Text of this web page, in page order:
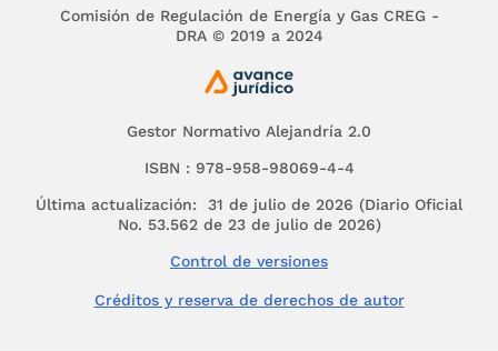
Gestor Normativo Alejandría 2.0
ISBN : 978-958-98069-4-4
Última actualización: 31 de julio de 2026 (Diario Oficial
No. 53.562 de 23 de julio de 2026)
Control de versiones
Créditos y reserva de derechos de autor
Comisión de Regulación de Energía y Gas CREG -
DRA © 2019 a 2024